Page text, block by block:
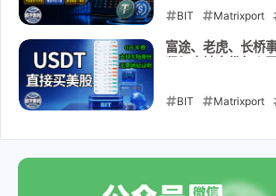
卡｜USDT USDC
BIT Matrixport
评测 美股期权
2026-08-03
富途、老虎、长桥
接入金｜无需海外
外银行账户｜开户
BIT Matrixport
融科技 券商评测
2026-05-24